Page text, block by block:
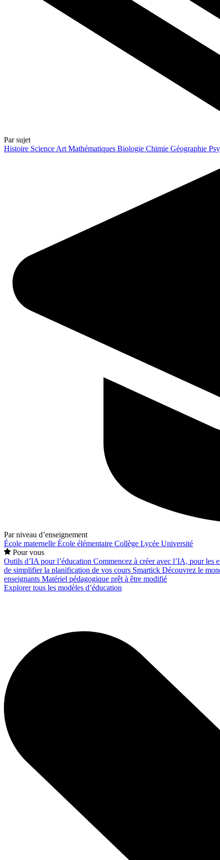
Par sujet
Histoire Science Art Mathématiques Biologie Chimie Géographie
Par niveau d’enseignement
École maternelle École élémentaire Collège Lycée Université
Pour vous
Outils d’IA pour l’éducation Commencez à créer avec l’IA, pour les
de simplifier la planification de vos cours Smartick Découvrez le
enseignants Matériel pédagogique prêt à être modifié
Explorer tous les modèles d’éducation